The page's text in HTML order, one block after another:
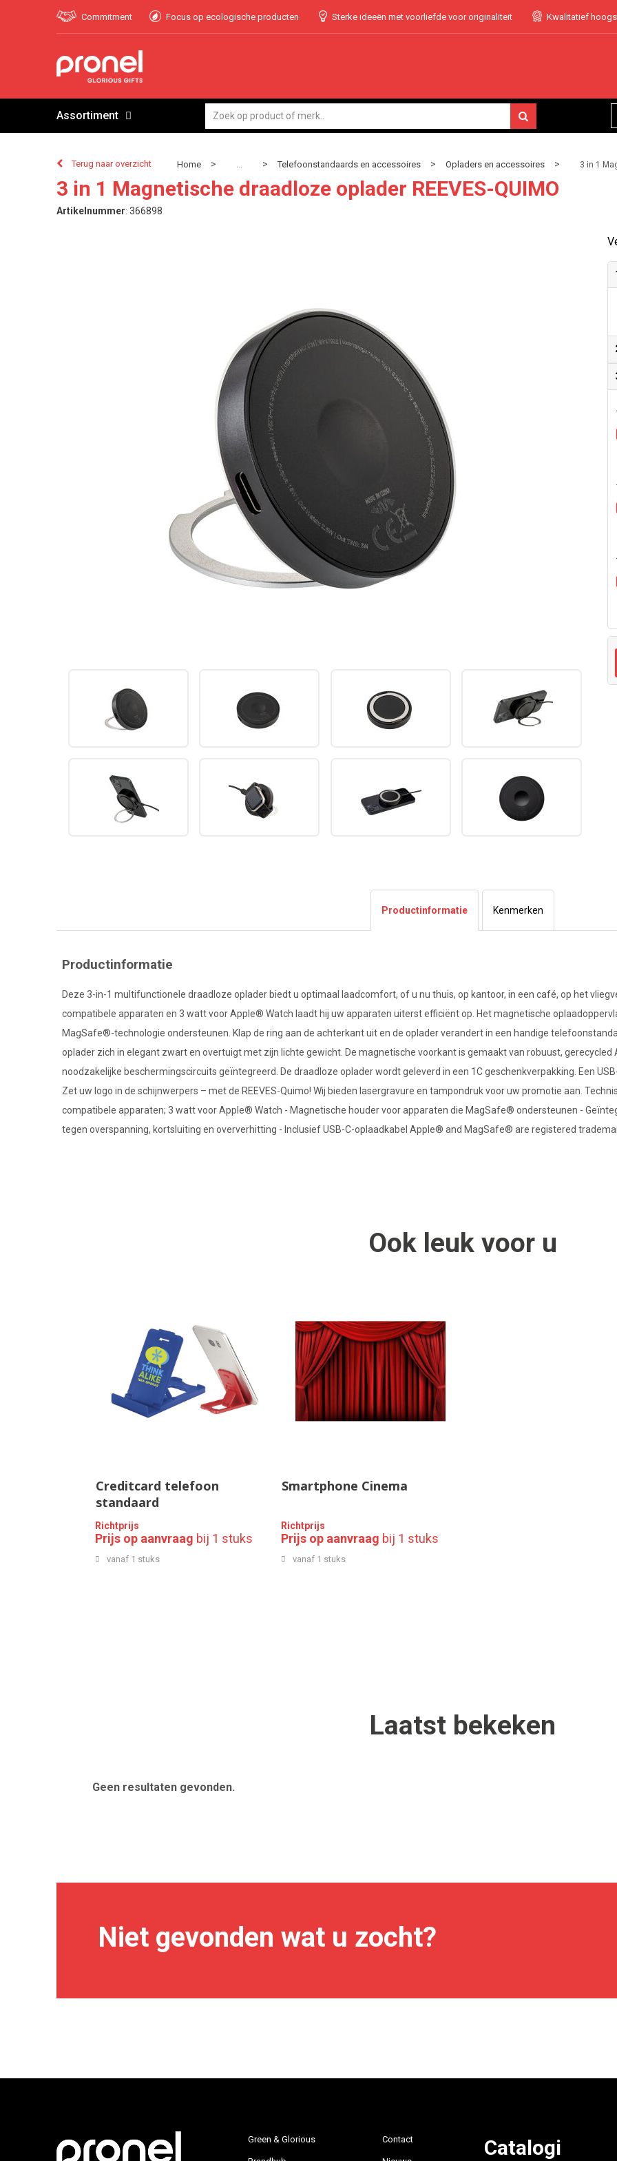
Commitment Focus op ecologische producten Sterke ideeën met voorliefde voor originaliteit Kwalitatief
Assortiment
Terug naar overzicht Home > ... > Telefoonstandaards en accessoires > Opladers en accessoires > 3 in 1
3 in 1 Magnetische draadloze oplader REEVES-QUIMO
Artikelnummer: 366898
Productinformatie Kenmerken
Productinformatie
Deze 3-in-1 multifunctionele draadloze oplader biedt u optimaal laadcomfort, of u nu thuis, op kantoor, in een café, op het
compatibele apparaten en 3 watt voor Apple® Watch laadt hij uw apparaten uiterst efficiënt op. Het magnetische
MagSafe®-technologie ondersteunen. Klap de ring aan de achterkant uit en de oplader verandert in een handige
oplader zich in elegant zwart en overtuigt met zijn lichte gewicht. De magnetische voorkant is gemaakt van robuust, gerecycled
noodzakelijke beschermingscircuits geïntegreerd. De draadloze oplader wordt geleverd in een 1C geschenkverpakking. Een
Zet uw logo in de schijnwerpers – met de REEVES-Quimo! Wij bieden lasergravure en tampondruk voor uw promotie aan.
compatibele apparaten; 3 watt voor Apple® Watch - Magnetische houder voor apparaten die MagSafe® ondersteunen -
tegen overspanning, kortsluiting en oververhitting - Inclusief USB-C-oplaadkabel Apple® and MagSafe® are registered
Ook leuk voor u
Creditcard telefoon
standaard
Richtprijs
Prijs op aanvraag bij 1 stuks
vanaf 1 stuks
Smartphone Cinema
Richtprijs
Prijs op aanvraag bij 1 stuks
vanaf 1 stuks
Laatst bekeken
Geen resultaten gevonden.
Niet gevonden wat u zocht?
Green & Glorious Contact Catalogi